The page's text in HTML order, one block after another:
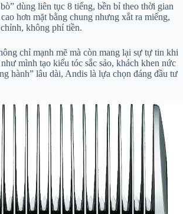
dùng liên tục 8 tiếng, bền bỉ theo thời gian
hơn mặt bằng chung nhưng xắt ra miếng,
không phí tiền.
chỉ mạnh mẽ mà còn mang lại sự tự tin khi
mình tạo kiểu tóc sắc sảo, khách khen nức
hành” lâu dài, Andis là lựa chọn đáng đầu tư